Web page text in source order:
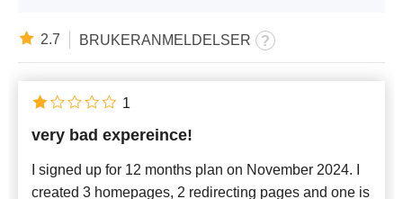
2.7 BRUKERANMELDELSER
very bad expereince!
I signed up for 12 months plan on November 2024. I
created 3 homepages, 2 redirecting pages and one is
1